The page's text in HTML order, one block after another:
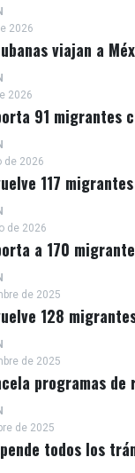
2026
viajan a
2026
91 migrantes
de 2026
117
de 2026
a 170
de 2025
128
de 2025
programas
de 2025
todos los